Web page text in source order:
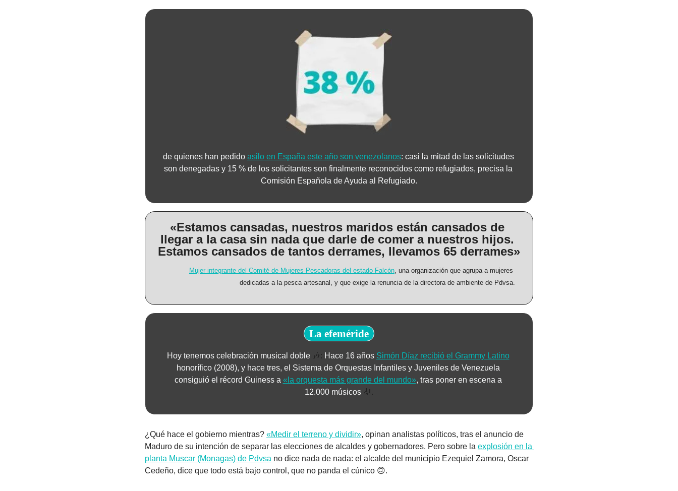
de quienes han pedido asilo en España este año son venezolanos: casi la mitad de las solicitudes
son denegadas y 15 % de los solicitantes son finalmente reconocidos como refugiados, precisa la
Comisión Española de Ayuda al Refugiado.
«Estamos cansadas, nuestros maridos están cansados de
llegar a la casa sin nada que darle de comer a nuestros hijos.
Estamos cansados de tantos derrames, llevamos 65 derrames»
Mujer integrante del Comité de Mujeres Pescadoras del estado Falcón, una organización que agrupa a mujeres
dedicadas a la pesca artesanal, y que exige la renuncia de la directora de ambiente de Pdvsa.
La efeméride
Hoy tenemos celebración musical doble 🎶: Hace 16 años Simón Díaz recibió el Grammy Latino
honorífico (2008), y hace tres, el Sistema de Orquestas Infantiles y Juveniles de Venezuela
consiguió el récord Guiness a «la orquesta más grande del mundo», tras poner en escena a
12.000 músicos 🎻 .
¿Qué hace el gobierno mientras? «Medir el terreno y dividir», opinan analistas políticos, tras el anuncio de
Maduro de su intención de separar las elecciones de alcaldes y gobernadores. Pero sobre la explosión en la
planta Muscar (Monagas) de Pdvsa no dice nada de nada: el alcalde del municipio Ezequiel Zamora, Oscar
Cedeño, dice que todo está bajo control, que no panda el cúnico 🙃.